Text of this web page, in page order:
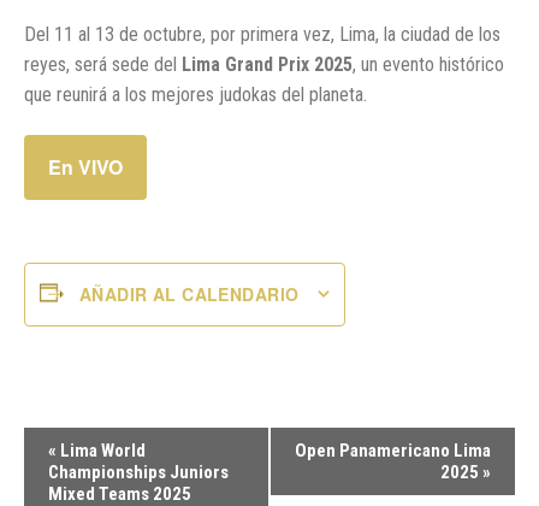
Del 11 al 13 de octubre, por primera vez, Lima, la ciudad de los
reyes, será sede del Lima Grand Prix 2025, un evento histórico
que reunirá a los mejores judokas del planeta.
En VIVO
AÑADIR AL CALENDARIO
Navegación
del
« Lima World
Championships Juniors
Mixed Teams 2025
Open Panamericano Lima
2025 »